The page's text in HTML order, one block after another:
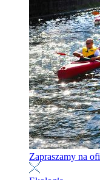
Zapraszamy na